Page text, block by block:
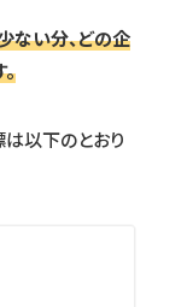
ない分、どの企
以下のとおり